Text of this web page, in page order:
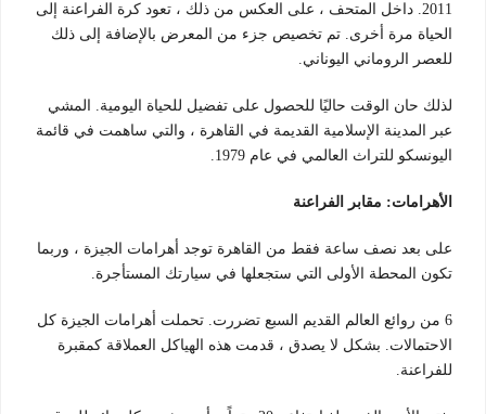
2011. داخل المتحف ، على العكس من ذلك ، تعود كرة الفراعنة إلى
الحياة مرة أخرى. تم تخصيص جزء من المعرض بالإضافة إلى ذلك
للعصر الروماني اليوناني.
لذلك حان الوقت حاليًا للحصول على تفضيل للحياة اليومية. المشي
عبر المدينة الإسلامية القديمة في القاهرة ، والتي ساهمت في قائمة
اليونسكو للتراث العالمي في عام 1979.
الأهرامات: مقابر الفراعنة
على بعد نصف ساعة فقط من القاهرة توجد أهرامات الجيزة ، وربما
تكون المحطة الأولى التي ستجعلها في سيارتك المستأجرة.
6 من روائع العالم القديم السبع تضررت. تحملت أهرامات الجيزة كل
الاحتمالات. بشكل لا يصدق ، قدمت هذه الهياكل العملاقة كمقبرة
للفراعنة.